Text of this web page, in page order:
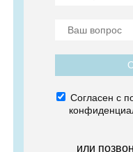
Согласен с
или